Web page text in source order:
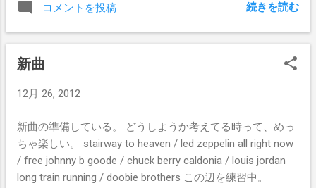
コメントを投稿 続きを読む
新曲
12月 26, 2012
新曲の準備している。 どうしようか考えてる時って、めっ
ちゃ楽しい。 stairway to heaven / led zeppelin all right now
/ free johnny b goode / chuck berry caldonia / louis jordan
long train running / doobie brothers この辺を練習中。